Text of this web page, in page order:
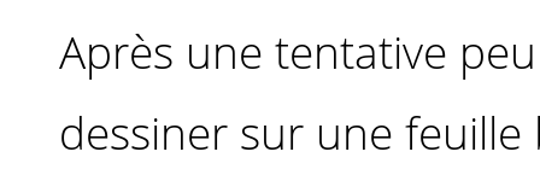
Après une tentative
dessiner sur une